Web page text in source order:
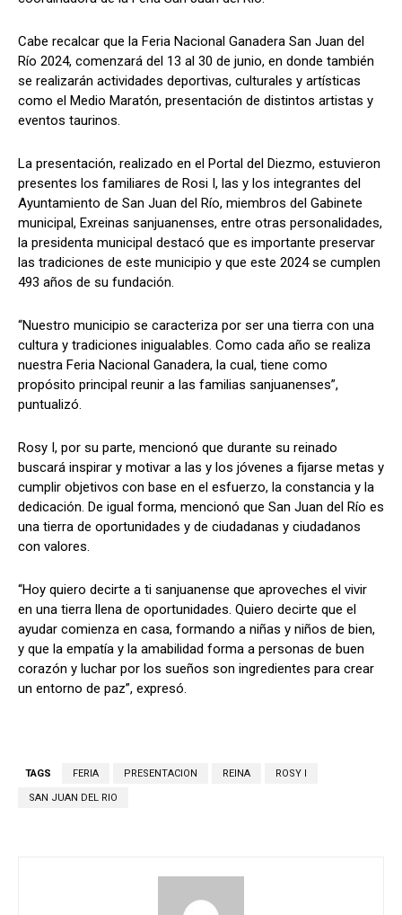
Cabe recalcar que la Feria Nacional Ganadera San Juan del
Río 2024, comenzará del 13 al 30 de junio, en donde también
se realizarán actividades deportivas, culturales y artísticas
como el Medio Maratón, presentación de distintos artistas y
eventos taurinos.
La presentación, realizado en el Portal del Diezmo, estuvieron
presentes los familiares de Rosi I, las y los integrantes del
Ayuntamiento de San Juan del Río, miembros del Gabinete
municipal, Exreinas sanjuanenses, entre otras personalidades,
la presidenta municipal destacó que es importante preservar
las tradiciones de este municipio y que este 2024 se cumplen
493 años de su fundación.
“Nuestro municipio se caracteriza por ser una tierra con una
cultura y tradiciones inigualables. Como cada año se realiza
nuestra Feria Nacional Ganadera, la cual, tiene como
propósito principal reunir a las familias sanjuanenses”,
puntualizó.
Rosy I, por su parte, mencionó que durante su reinado
buscará inspirar y motivar a las y los jóvenes a fijarse metas y
cumplir objetivos con base en el esfuerzo, la constancia y la
dedicación. De igual forma, mencionó que San Juan del Río es
una tierra de oportunidades y de ciudadanas y ciudadanos
con valores.
“Hoy quiero decirte a ti sanjuanense que aproveches el vivir
en una tierra llena de oportunidades. Quiero decirte que el
ayudar comienza en casa, formando a niñas y niños de bien,
y que la empatía y la amabilidad forma a personas de buen
corazón y luchar por los sueños son ingredientes para crear
un entorno de paz”, expresó.
TAGS FERIA PRESENTACION REINA ROSY I
SAN JUAN DEL RIO